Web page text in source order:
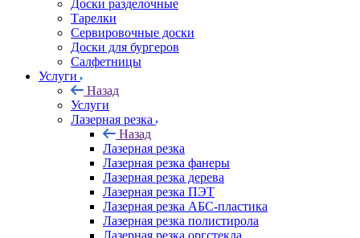
Доски разделочные
Тарелки
Сервировочные доски
Доски для бургеров
Салфетницы
Услуги
Назад
Услуги
Лазерная резка
Назад
Лазерная резка
Лазерная резка фанеры
Лазерная резка дерева
Лазерная резка ПЭТ
Лазерная резка АБС-пластика
Лазерная резка полистирола
Лазерная резка оргстекла